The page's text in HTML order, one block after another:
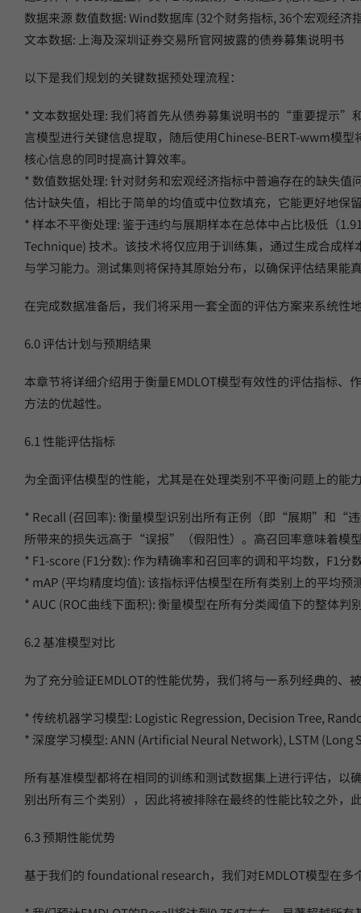
数据来源 数值数据: Wind数据库 (32个财务指标, 36个宏观经济
文本数据: 上海及深圳证券交易所官网披露的债券募集说明书
以下是我们规划的关键数据预处理流程：
* 文本数据处理: 我们将首先从债券募集说明书的“重要提示”
言模型进行关键信息提取，随后使用Chinese-BERT-wwm模
核心信息的同时提高计算效率。
* 数值数据处理: 针对财务和宏观经济指标中普遍存在的缺失
估计缺失值，相比于简单的均值或中位数填充，它能更好地保
* 样本不平衡处理: 鉴于违约与展期样本在总体中占比极低（
Technique) 技术。该技术将仅应用于训练集，通过生成合
与学习能力。测试集则将保持其原始分布，以确保评估结果能
在完成数据准备后，我们将采用一套全面的评估方案来系统性
6.0 评估计划与预期结果
本章节将详细介绍用于衡量EMDLOT模型有效性的评估指标
方法的优越性。
6.1 性能评估指标
为全面评估模型的性能，尤其是在处理类别不平衡问题上的能
* Recall (召回率): 衡量模型识别出所有正例（即“展期”和“
所带来的损失远高于“误报”（假阳性）。高召回率意味着模
* F1-score (F1分数): 作为精确率和召回率的调和平均数，F1
* mAP (平均精度均值): 该指标评估模型在所有类别上的平均
* AUC (ROC曲线下面积): 衡量模型在所有分类阈值下的整体
6.2 基准模型对比
为了充分验证EMDLOT的性能优势，我们将与一系列经典的
* 传统机器学习模型: Logistic Regression, Decision Tree,
* 深度学习模型: ANN (Artificial Neural Network), LSTM (Long
所有基准模型都将在相同的训练和测试数据集上进行评估，
别出所有三个类别），因此将被排除在最终的性能比较之外，
6.3 预期性能优势
基于我们的 foundational research，我们对EMDLOT模型在